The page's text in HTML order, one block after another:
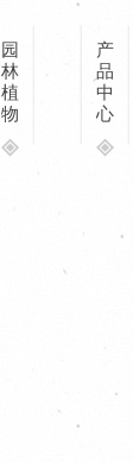
园
林
植
物
产
品
中
心